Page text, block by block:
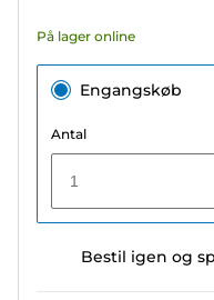
anmeldelser
På lager online
Engangskøb
Antal
1
Bestil igen og